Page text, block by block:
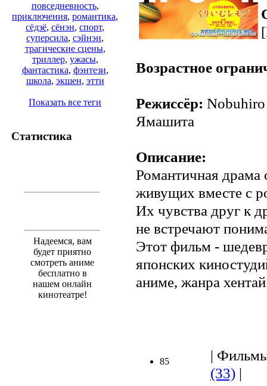
повседневность,
приключения, романтика,
сёдзё, сёнэн, спорт,
суперсила, сэйнэн,
трагические сцены,
триллер, ужасы,
фантастика, фэнтези,
школа, экшен, этти
Показать все теги
Статистика
Надеемся, вам
будет приятно
смотреть аниме
бесплатно в
нашем онлайн
кинотеатре!
Возрастное
Режиссёр:
Ямашита
Описание:
Романтичная драма
живущих вместе с
Их чувства друг к
не встречают
Этот фильм -
японских
аниме, жанра
85
|
(33) |